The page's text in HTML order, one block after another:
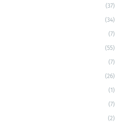
(37)
(34)
(7)
(55)
(7)
(26)
(1)
(7)
(2)